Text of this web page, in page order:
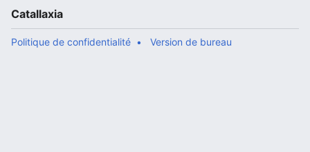
Catallaxia
Politique de confidentialité Version de bureau